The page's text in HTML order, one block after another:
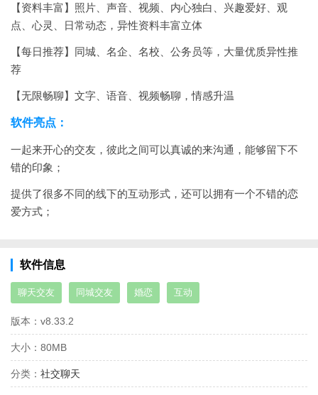
【资料丰富】照片、声音、视频、内心独白、兴趣爱好、观
点、心灵、日常动态，异性资料丰富立体
【每日推荐】同城、名企、名校、公务员等，大量优质异性推
荐
【无限畅聊】文字、语音、视频畅聊，情感升温
软件亮点：
一起来开心的交友，彼此之间可以真诚的来沟通，能够留下不
错的印象；
提供了很多不同的线下的互动形式，还可以拥有一个不错的恋
爱方式；
软件信息
聊天交友 同城交友 婚恋 互动
版本： v8.33.2
大小： 80MB
分类： 社交聊天